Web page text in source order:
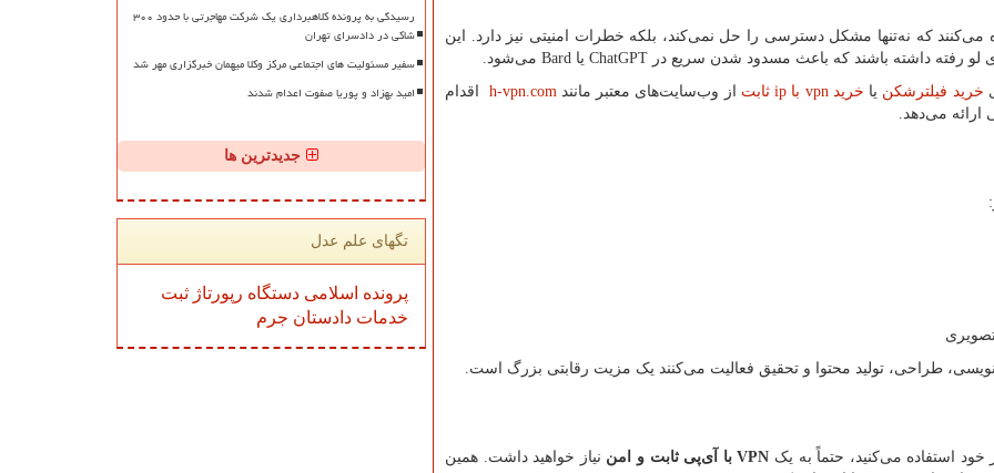
می‌کنند که نه‌تنها مشکل دسترسی را حل نمی‌کند، بلکه خطرات امنیتی نیز دارد. این
لو رفته داشته باشند که باعث مسدود شدن سریع در ChatGPT یا Bard می‌شود.
خرید فیلترشکن یا خرید vpn با ipثابت از وب‌سایت‌های معتبر مانندh-vpn.com اقدام
ارائه می‌دهد.
طراحی، تولید محتوا و تحقیق فعالیت می‌کنند یک مزیت رقابتی بزرگ است.
خود استفاده می‌کنید، حتماً به یک VPNبا آی‌پی ثابت و امن نیاز خواهید داشت. همین
رسیدگی به پرونده کلاهبرداری یک شرکت مهاجرتی با حدود ۳۰۰
شاکی در دادسرای تهران
سفیر مسئولیت های اجتماعی مرکز وکلا میهمان خبرگزاری مهر شد
امید بهزاد و پوریا صفوت اعدام شدند
جدیدترین ها
تگهای علم عدل
پرونده اسلامی دستگاه رپورتاژ ثبت
خدمات دادستان جرم